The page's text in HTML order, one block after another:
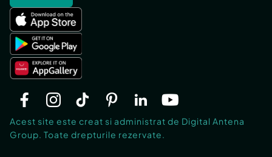
Acest site este creat si administrat de Digital Antena
Group. Toate drepturile rezervate.